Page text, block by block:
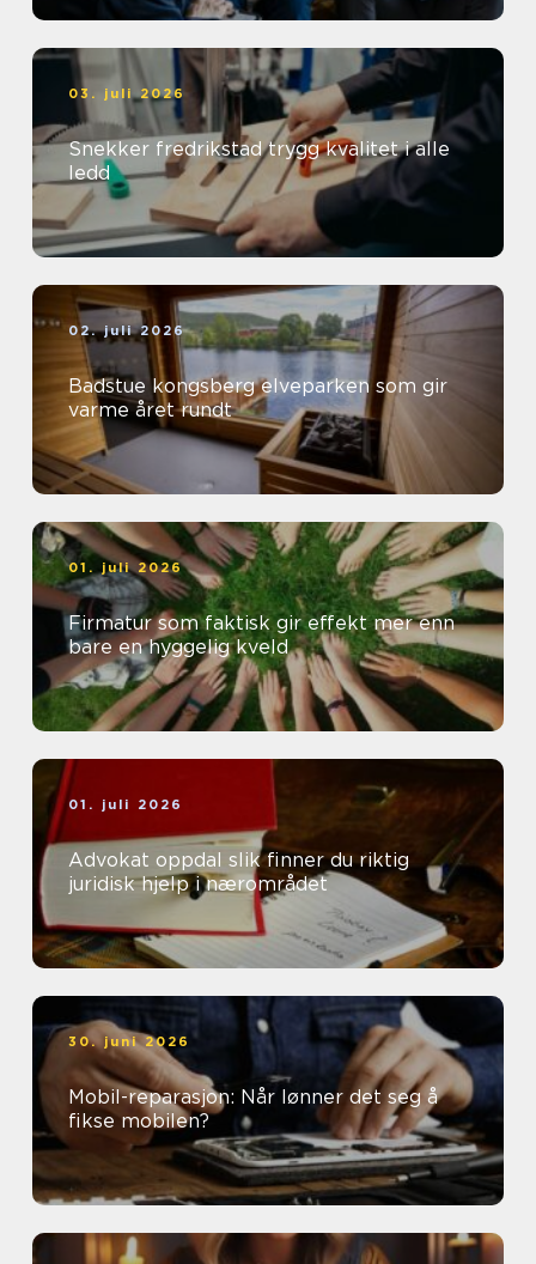
03. juli 2026
Snekker fredrikstad trygg kvalitet i alle
ledd
02. juli 2026
Badstue kongsberg elveparken som gir
varme året rundt
01. juli 2026
Firmatur som faktisk gir effekt mer enn
bare en hyggelig kveld
01. juli 2026
Advokat oppdal slik finner du riktig
juridisk hjelp i nærområdet
30. juni 2026
Mobil-reparasjon: Når lønner det seg å
fikse mobilen?